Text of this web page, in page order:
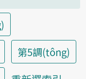
第5調(tông)